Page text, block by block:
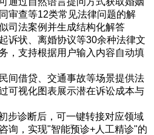
审查等12类常见法律问题的解
司法案例并生成结构化解答
起诉状、离婚协议等30余种法律文
，支持根据用户输入内容自动填
间借贷、交通事故等场景提供法
可视化图表展示潜在诉讼成本与
步诊断后，可一键转接对应领域
询，实现"智能预诊+人工精诊"的